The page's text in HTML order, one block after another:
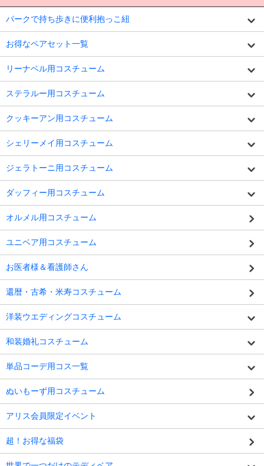
パークで持ち歩きに便利抱っこ紐
お得なペアセット一覧
リーナベル用コスチューム
ステラルー用コスチューム
クッキーアン用コスチューム
シェリーメイ用コスチューム
ジェラトーニ用コスチューム
ダッフィー用コスチューム
オルメル用コスチューム
ユニベア用コスチューム
お医者様＆看護師さん
還暦・古希・米寿コスチューム
洋装ウエディングコスチューム
和装婚礼コスチューム
単品コーデ用コス一覧
ぬいもーず用コスチューム
アリス会員限定イベント
超！お得な福袋